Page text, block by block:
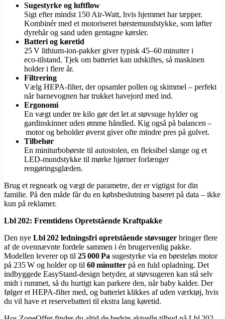
Sugestyrke og luftflow
Sigt efter mindst 150 Air‑Watt, hvis hjemmet har tæpper.
Kombinér med et motoriseret børstemundstykke, som løfter
dyrehår og sand uden gentagne kørsler.
Batteri og køretid
25 V lithium‑ion‑pakker giver typisk 45–60 minutter i
eco‑tilstand. Tjek om batteriet kan udskiftes, så maskinen
holder i flere år.
Filtrering
Vælg HEPA‑filter, der opsamler pollen og skimmel – perfekt
når barnevognen har trukket havejord med ind.
Ergonomi
En vægt under tre kilo gør det let at støvsuge hylder og
gardinskinner uden ømme håndled. Kig også på balancen –
motor og beholder øverst giver ofte mindre pres på gulvet.
Tilbehør
En miniturbobørste til autostolen, en fleksibel slange og et
LED‑mundstykke til mørke hjørner forlænger
rengøringsglæden.
Brug et regneark og vægt de parametre, der er vigtigst for din
familie. På den måde får du en købsbeslutning baseret på data – ikke
kun på reklamer.
Lbl202: Fremtidens Opretstående Kraftpakke
Den nye Lbl202 ledningsfri opretstående støvsuger bringer flere
af de ovennævnte fordele sammen i én brugervenlig pakke.
Modellen leverer op til 25000Pa sugestyrke via en børsteløs motor
på 235 W og holder op til 60minutter på en fuld opladning. Det
indbyggede EasyStand‑design betyder, at støvsugeren kan stå selv
midt i rummet, så du hurtigt kan parkere den, når baby kalder. Der
følger et HEPA‑filter med, og batteriet klikkes af uden værktøj, hvis
du vil have et reservebatteri til ekstra lang køretid.